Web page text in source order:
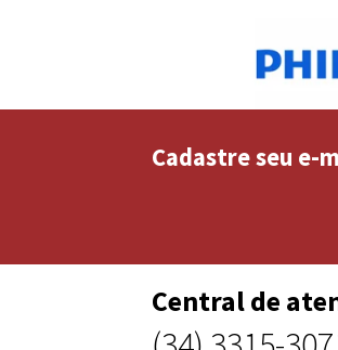
Cadastre seu e-
Central de